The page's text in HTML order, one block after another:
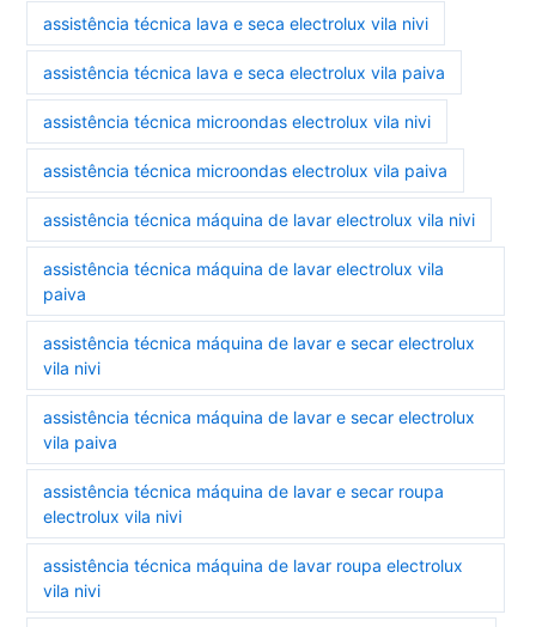
assistência técnica lava e seca electrolux vila nivi
assistência técnica lava e seca electrolux vila paiva
assistência técnica microondas electrolux vila nivi
assistência técnica microondas electrolux vila paiva
assistência técnica máquina de lavar electrolux vila nivi
assistência técnica máquina de lavar electrolux vila
paiva
assistência técnica máquina de lavar e secar electrolux
vila nivi
assistência técnica máquina de lavar e secar electrolux
vila paiva
assistência técnica máquina de lavar e secar roupa
electrolux vila nivi
assistência técnica máquina de lavar roupa electrolux
vila nivi